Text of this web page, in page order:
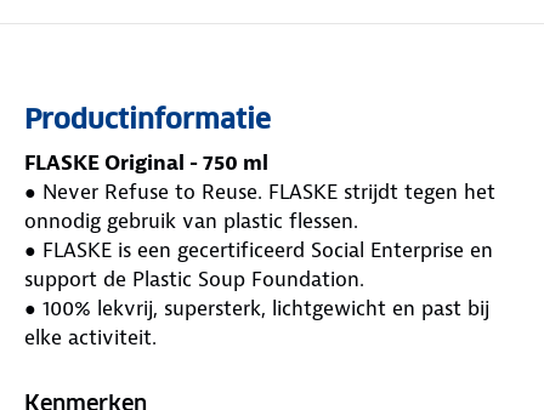
Productinformatie
FLASKE Original - 750 ml
● Never Refuse to Reuse. FLASKE strijdt tegen het
onnodig gebruik van plastic flessen.
● FLASKE is een gecertificeerd Social Enterprise en
support de Plastic Soup Foundation.
● 100% lekvrij, supersterk, lichtgewicht en past bij
elke activiteit.
rvs.
Kenmerken